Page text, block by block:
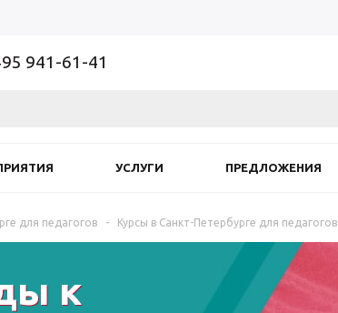
941-61-41
УСЛУГИ ПРЕДЛОЖЕНИЯ
для педагогов - Курсы в Санкт-Петербурге для педагогов
к